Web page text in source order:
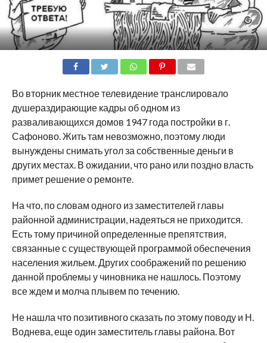
Во вторник местное телевидение транслировало
душераздирающие кадры об одном из
разваливающихся домов 1947 года постройки в г.
Сафоново. Жить там невозможно, поэтому люди
вынуждены снимать угол за собственные деньги в
других местах. В ожидании, что рано или поздно власть
примет решение о ремонте.
На что, по словам одного из заместителей главы
районной администрации, надеяться не приходится.
Есть тому причиной определенные препятствия,
связанные с существующей программой обеспечения
населения жильем. Других соображений по решению
данной проблемы у чиновника не нашлось. Поэтому
все ждем и молча плывем по течению.
Не нашла что позитивного сказать по этому поводу и Н.
Воднева, еще один заместитель главы района. Вот